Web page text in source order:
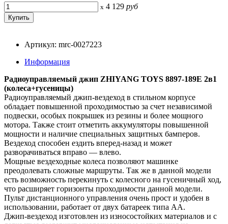
x 4 129 руб
Артикул: mrc-0027223
Информация
Радиоуправляемый джип ZHIYANG TOYS 8897-189E 2в1
(колеса+гусеницы)
Радиоуправляемый джип-вездеход в стильном корпусе
обладает повышенной проходимостью за счет независимой
подвески, особых покрышек из резины и более мощного
мотора. Также стоит отметить аккумуляторы повышенной
мощности и наличие специальных защитных бамперов.
Вездеход способен ездить вперед-назад и может
разворачиваться вправо — влево.
Мощные вездеходные колеса позволяют машинке
преодолевать сложные маршруты. Так же в данной модели
есть возможность перекинуть с колесного на гусеничный ход,
что расширяет горизонты проходимости данной модели.
Пульт дистанционного управления очень прост и удобен в
использовании, работает от двух батареек типа AA.
Джип-вездеход изготовлен из износостойких материалов и с